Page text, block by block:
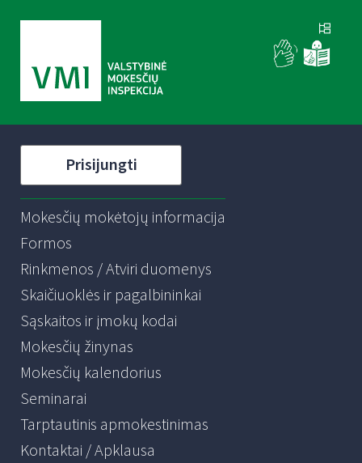
Prisijungti
Mokesčių mokėtojų informacija
Formos
Rinkmenos / Atviri duomenys
Skaičiuoklės ir pagalbininkai
Sąskaitos ir įmokų kodai
Mokesčių žinynas
Mokesčių kalendorius
Seminarai
Tarptautinis apmokestinimas
Kontaktai / Apklausa